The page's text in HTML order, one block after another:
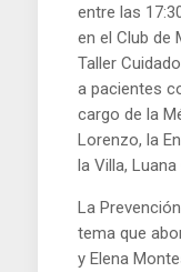
entre las
en el Club de
Taller
a pacientes
cargo de la
Lorenzo, la
la Villa, Luana
La
tema que
y Elena